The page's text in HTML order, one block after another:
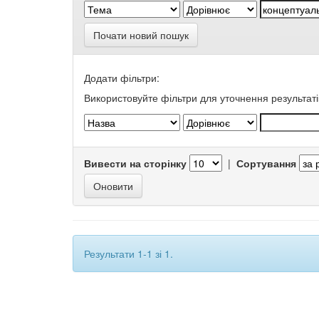
Почати новий пошук
Додати фільтри:
Використовуйте фільтри для уточнення
Вивести на сторінку | Сортування
Результати 1-1 зі 1.